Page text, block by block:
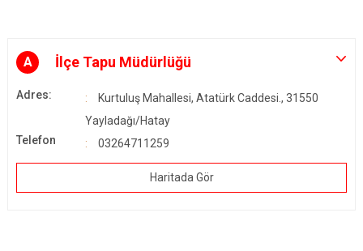
A İlçe Tapu Müdürlüğü
Adres:
Kurtuluş Mahallesi, Atatürk Caddesi., 31550
Yayladağı/Hatay
Telefon
03264711259
Haritada Gör